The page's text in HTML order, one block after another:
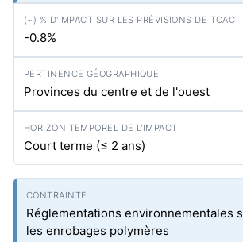
-0.8%
Provinces du centre et de l'ouest
Court terme (≤ 2 ans)
Réglementations environnementales
les enrobages polymères